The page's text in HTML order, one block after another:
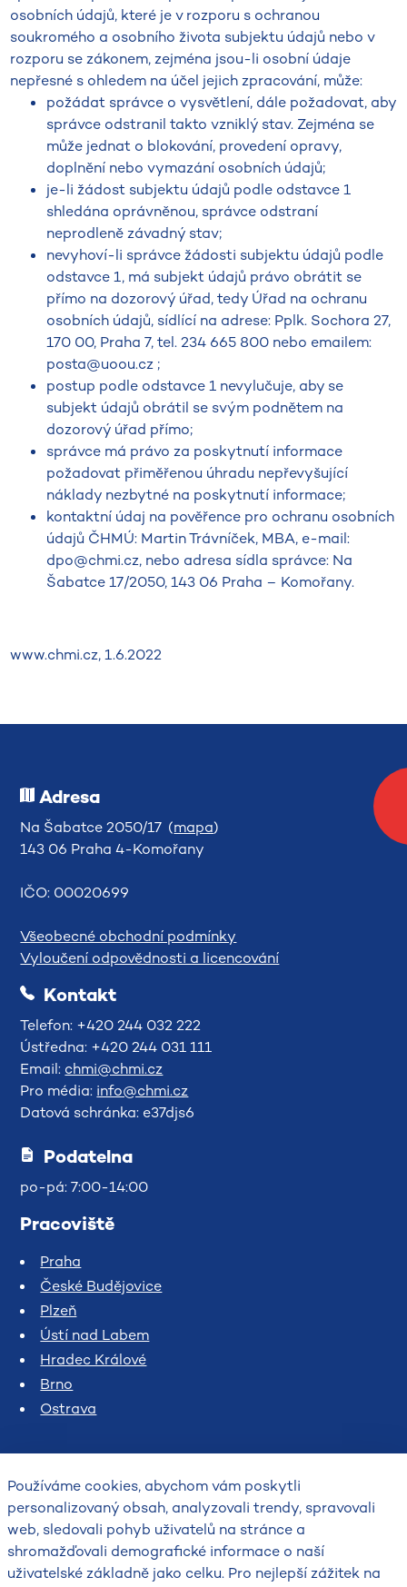
osobních údajů, které je v rozporu s ochranou
soukromého a osobního života subjektu údajů nebo v
rozporu se zákonem, zejména jsou-li osobní údaje
nepřesné s ohledem na účel jejich zpracování, může:
požádat správce o vysvětlení, dále požadovat, aby
správce odstranil takto vzniklý stav. Zejména se
může jednat o blokování, provedení opravy,
doplnění nebo vymazání osobních údajů;
je-li žádost subjektu údajů podle odstavce 1
shledána oprávněnou, správce odstraní
neprodleně závadný stav;
nevyhoví-li správce žádosti subjektu údajů podle
odstavce 1, má subjekt údajů právo obrátit se
přímo na dozorový úřad, tedy Úřad na ochranu
osobních údajů, sídlící na adrese: Pplk. Sochora 27,
170 00, Praha 7, tel. 234 665 800 nebo emailem:
posta@uoou.cz ;
postup podle odstavce 1 nevylučuje, aby se
subjekt údajů obrátil se svým podnětem na
dozorový úřad přímo;
správce má právo za poskytnutí informace
požadovat přiměřenou úhradu nepřevyšující
náklady nezbytné na poskytnutí informace;
kontaktní údaj na pověřence pro ochranu osobních
údajů ČHMÚ: Martin Trávníček, MBA, e-mail:
dpo@chmi.cz, nebo adresa sídla správce: Na
Šabatce 17/2050, 143 06 Praha – Komořany.
www.chmi.cz, 1.6.2022
Adresa
Na Šabatce 2050/17 (mapa)
143 06 Praha 4-Komořany
IČO: 00020699
Všeobecné obchodní podmínky
Vyloučení odpovědnosti a licencování
Kontakt
Telefon: +420 244 032 222
Ústředna: +420 244 031 111
Email: chmi@chmi.cz
Pro média: info@chmi.cz
Datová schránka: e37djs6
Podatelna
po-pá: 7:00-14:00
Pracoviště
Praha
České Budějovice
Plzeň
Ústí nad Labem
Hradec Králové
Brno
Ostrava
2026
Používáme cookies, abychom vám poskytli
personalizovaný obsah, analyzovali trendy, spravovali
web, sledovali pohyb uživatelů na stránce a
shromažďovali demografické informace o naší
uživatelské základně jako celku. Pro nejlepší zážitek na